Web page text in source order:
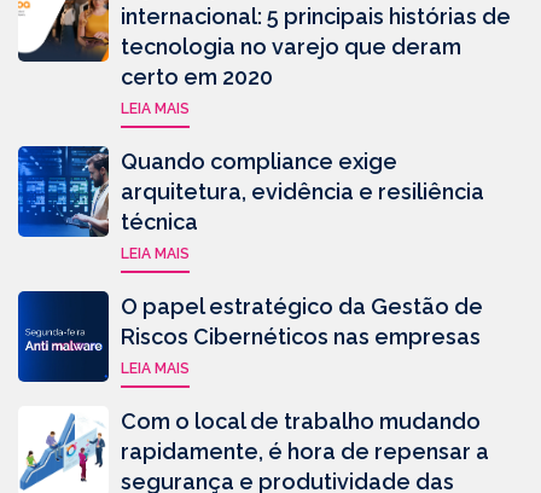
internacional: 5 principais histórias de
tecnologia no varejo que deram
certo em 2020
LEIA MAIS
Quando compliance exige
arquitetura, evidência e resiliência
técnica
LEIA MAIS
O papel estratégico da Gestão de
Riscos Cibernéticos nas empresas
LEIA MAIS
Com o local de trabalho mudando
rapidamente, é hora de repensar a
segurança e produtividade das